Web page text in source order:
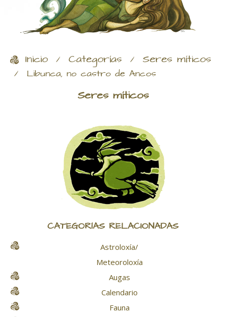
Inicio / Categorías / Seres míticos
/ Libunca, no castro de Ancos
Seres míticos
CATEGORÍAS RELACIONADAS
Astroloxía/
Meteoroloxía
Augas
Calendario
Fauna